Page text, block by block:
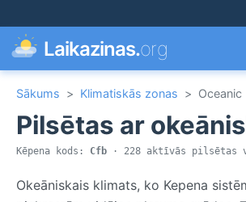
Laikazinas.org
Sākums > Klimatiskās zonas > Oceanic
Pilsētas ar
Kēpena kods: Cfb · 228 aktīvās pilsētas
Okeāniskais klimats, ko Kepena